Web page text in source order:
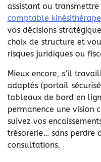
assistant ou
comptable
vos décisions
choix de structure et
risques juridiques ou
Mieux encore, s’il
adaptés (portail
tableaux de bord en
permanence une vision
suivez vos
trésorerie… sans perdre
consultations.